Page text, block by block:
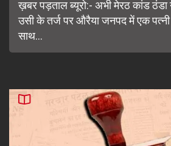
ख़बर पड़ताल ब्यूरो:- अभी मेरठ कांड ठंडा
उसी के तर्ज पर औरैया जनपद में एक
साथ...